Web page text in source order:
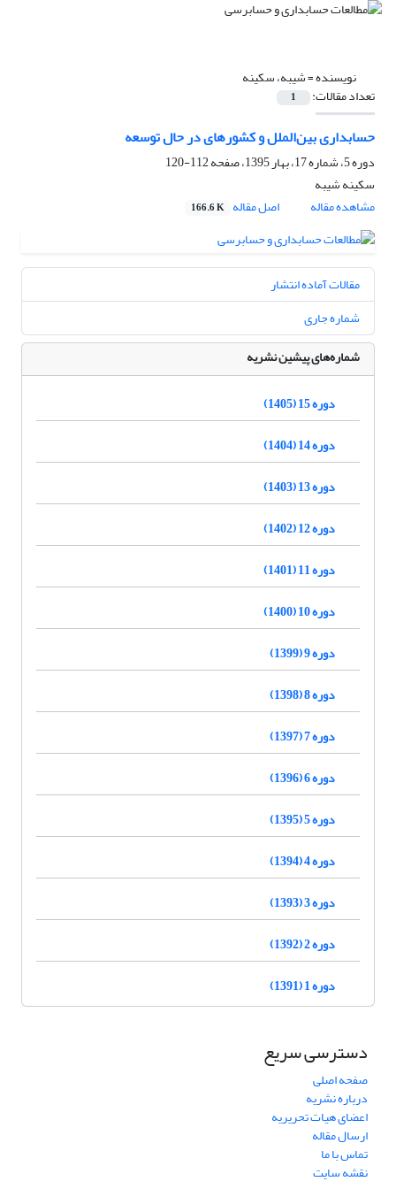
نویسنده =شیبه، سکینه
تعداد مقالات: 1
حسابداری بین‌الملل و کشورهای در حال توسعه
دوره 5، شماره 17، بهار 1395، صفحه
112-120
سکینه شیبه
مشاهده مقاله
اصل مقاله 166.6 K
مقالات آماده انتشار
شماره جاری
شماره‌های پیشین نشریه
دوره 15 (1405)
دوره 14 (1404)
دوره 13 (1403)
دوره 12 (1402)
دوره 11 (1401)
دوره 10 (1400)
دوره 9 (1399)
دوره 8 (1398)
دوره 7 (1397)
دوره 6 (1396)
دوره 5 (1395)
دوره 4 (1394)
دوره 3 (1393)
دوره 2 (1392)
دوره 1 (1391)
دسترسی سریع
صفحه اصلی
درباره نشریه
اعضای هیات تحریریه
ارسال مقاله
تماس با ما
نقشه سایت